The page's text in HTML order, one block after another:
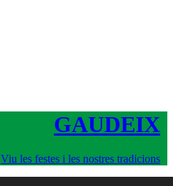
GAUDEIX
Viu les festes i les nostres tradicions